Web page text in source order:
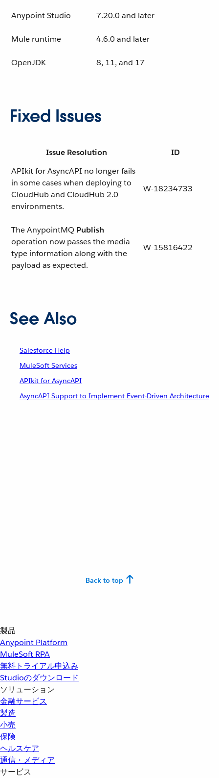
Anypoint Studio 7.20.0 and later
Mule runtime 4.6.0 and later
OpenJDK 8, 11, and 17
Fixed Issues
Issue Resolution
ID
APIkit for AsyncAPI no longer fails
in some cases when deploying to
CloudHub and CloudHub 2.0
environments.
W-18234733
The AnypointMQ Publish
operation now passes the media
type information along with the
payload as expected.
W-15816422
See Also
Salesforce Help
MuleSoft Services
APIkit for AsyncAPI
AsyncAPI Support to Implement Event-Driven Architecture
Back to top
製品
Anypoint Platform
MuleSoft RPA
無料トライアル申込み
Studioのダウンロード
ソリューション
金融サービス
製造
小売
保険
ヘルスケア
通信・メディア
サービス